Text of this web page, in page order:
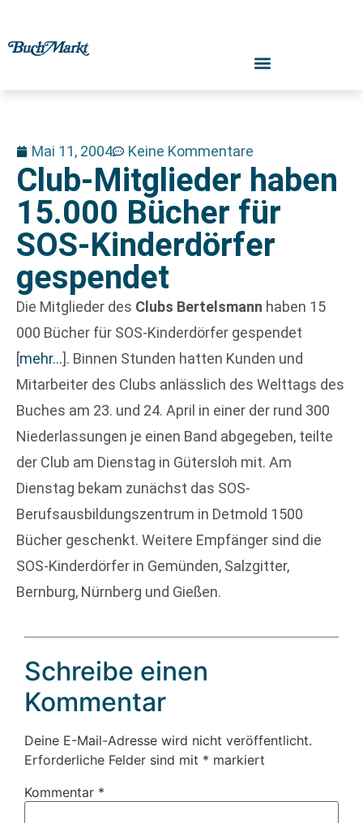
Mai 11, 2004 Keine Kommentare
Club-Mitglieder haben
15.000 Bücher für
SOS-Kinderdörfer
gespendet
Die Mitglieder des Clubs Bertelsmann haben 15
000 Bücher für SOS-Kinderdörfer gespendet
[mehr…]. Binnen Stunden hatten Kunden und
Mitarbeiter des Clubs anlässlich des Welttags des
Buches am 23. und 24. April in einer der rund 300
Niederlassungen je einen Band abgegeben, teilte
der Club am Dienstag in Gütersloh mit. Am
Dienstag bekam zunächst das SOS-
Berufsausbildungszentrum in Detmold 1500
Bücher geschenkt. Weitere Empfänger sind die
SOS-Kinderdörfer in Gemünden, Salzgitter,
Bernburg, Nürnberg und Gießen.
Schreibe einen
Kommentar
Deine E-Mail-Adresse wird nicht veröffentlicht.
Erforderliche Felder sind mit * markiert
Kommentar *